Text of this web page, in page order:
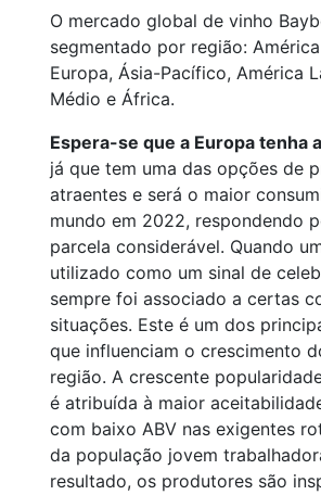
O mercado global de vinho
segmentado por região:
Europa, Ásia-Pacífico, América
Médio e África.
Espera-se que a Europa tenha
já que tem uma das opções de
atraentes e será o maior
mundo em 2022, respondendo
parcela considerável. Quando
utilizado como um sinal de
sempre foi associado a certas
situações. Este é um dos
que influenciam o crescimento
região. A crescente
é atribuída à maior
com baixo ABV nas exigentes
da população jovem
resultado, os produtores são